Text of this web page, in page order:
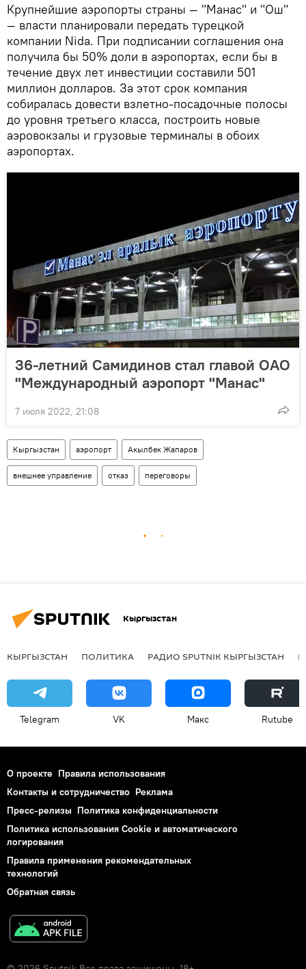
Крупнейшие аэропорты страны — "Манас" и "Ош"
— власти планировали передать турецкой
компании Nida. При подписании соглашения она
получила бы 50% доли в аэропортах, если бы в
течение двух лет инвестиции составили 501
миллион долларов. За этот срок компания
собиралась довести взлетно-посадочные полосы
до уровня третьего класса, построить новые
аэровокзалы и грузовые терминалы в обоих
аэропортах.
36-летний Самидинов стал главой ОАО
"Международный аэропорт "Манас"
7 июля 2022, 21:08
Кыргызстан аэропорт Акылбек Жапаров
внешнее управление отказ переговоры
Кыргызстан
КЫРГЫЗСТАН ПОЛИТИКА РАДИО SPUTNIK КЫРГЫЗСТАН
Telegram VK Макс Rutube
О проекте Правила использования
Контакты и сотрудничество Реклама
Пресс-релизы Политика конфиденциальности
Политика использования Cookie и автоматического
логирования
Правила применения рекомендательных
технологий
Обратная связь